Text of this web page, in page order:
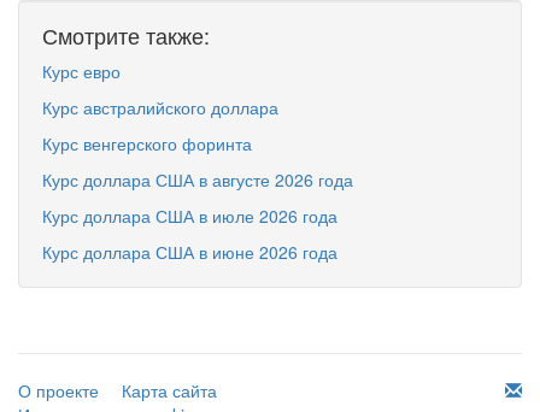
Смотрите также:
Курс евро
Курс австралийского доллара
Курс венгерского форинта
Курс доллара США в августе 2026 года
Курс доллара США в июле 2026 года
Курс доллара США в июне 2026 года
О проекте
Карта сайта